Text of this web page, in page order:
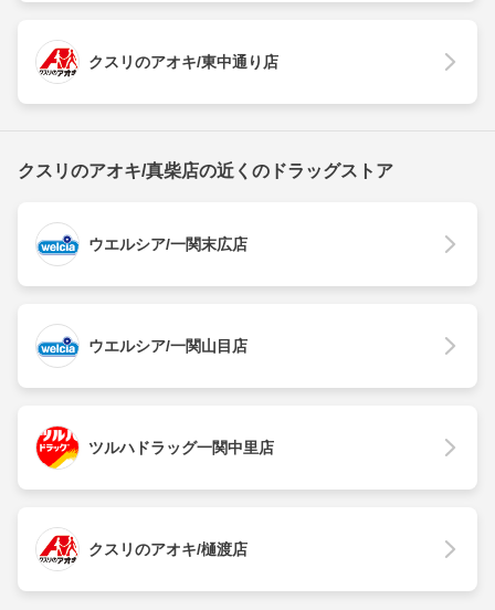
クスリのアオキ/東中通り店
クスリのアオキ/真柴店の近くのドラッグストア
ウエルシア/一関末広店
ウエルシア/一関山目店
ツルハドラッグ一関中里店
クスリのアオキ/樋渡店